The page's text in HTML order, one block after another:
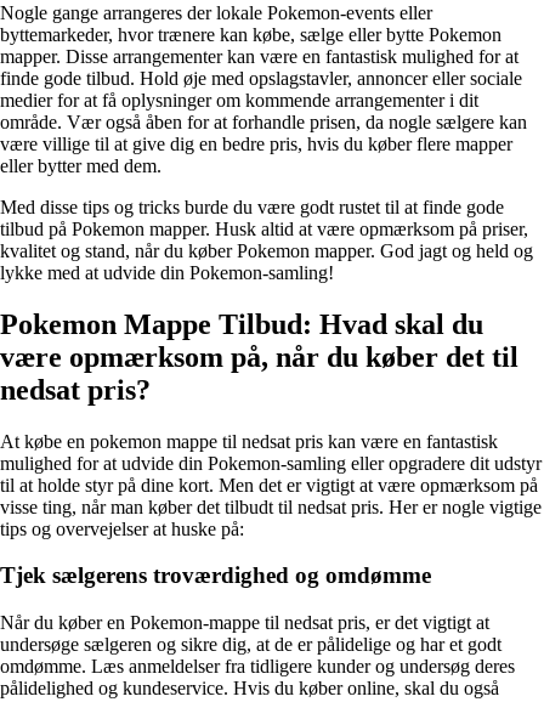
Nogle gange arrangeres der lokale Pokemon-events eller
byttemarkeder, hvor trænere kan købe, sælge eller bytte Pokemon
mapper. Disse arrangementer kan være en fantastisk mulighed for at
finde gode tilbud. Hold øje med opslagstavler, annoncer eller sociale
medier for at få oplysninger om kommende arrangementer i dit
område. Vær også åben for at forhandle prisen, da nogle sælgere kan
være villige til at give dig en bedre pris, hvis du køber flere mapper
eller bytter med dem.
Med disse tips og tricks burde du være godt rustet til at finde gode
tilbud på Pokemon mapper. Husk altid at være opmærksom på priser,
kvalitet og stand, når du køber Pokemon mapper. God jagt og held og
lykke med at udvide din Pokemon-samling!
Pokemon Mappe Tilbud: Hvad skal du
være opmærksom på, når du køber det til
nedsat pris?
At købe en pokemon mappe til nedsat pris kan være en fantastisk
mulighed for at udvide din Pokemon-samling eller opgradere dit udstyr
til at holde styr på dine kort. Men det er vigtigt at være opmærksom på
visse ting, når man køber det tilbudt til nedsat pris. Her er nogle vigtige
tips og overvejelser at huske på:
Tjek sælgerens troværdighed og omdømme
Når du køber en Pokemon-mappe til nedsat pris, er det vigtigt at
undersøge sælgeren og sikre dig, at de er pålidelige og har et godt
omdømme. Læs anmeldelser fra tidligere kunder og undersøg deres
pålidelighed og kundeservice. Hvis du køber online, skal du også